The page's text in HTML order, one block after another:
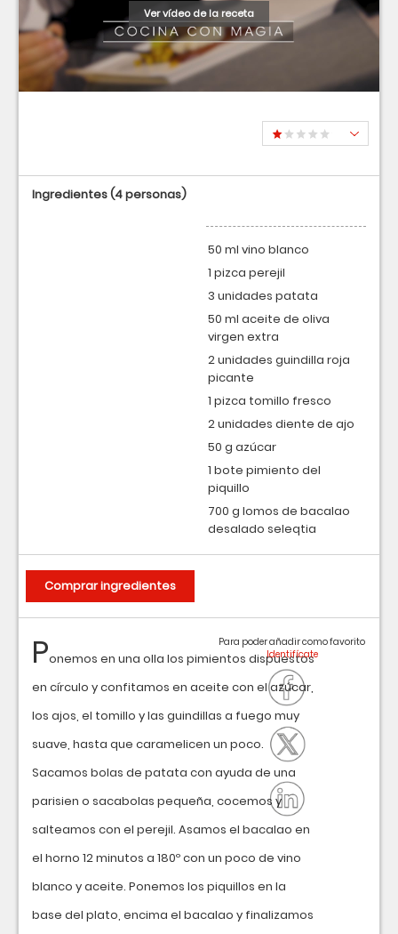
Ver vídeo de la receta
Ponemos en una olla los pimientos dispuestos
en círculo y confitamos en aceite con el azúcar,
los ajos, el tomillo y las guindillas a fuego muy
suave, hasta que caramelicen un poco.
Sacamos bolas de patata con ayuda de una
parisien o sacabolas pequeña, cocemos y
salteamos con el perejil. Asamos el bacalao en
el horno 12 minutos a 180º con un poco de vino
blanco y aceite. Ponemos los piquillos en la
base del plato, encima el bacalao y finalizamos
Para poder añadir como favorito
Ingredientes(4 personas)
50 ml vino blanco
1 pizca perejil
3 unidades patata
50 ml aceite de oliva
virgen extra
2 unidades guindilla roja
picante
1 pizca tomillo fresco
2 unidades diente de ajo
50 g azúcar
1 bote pimiento del
piquillo
700 g lomos de bacalao
desalado seleqtia
Comprar ingredientes